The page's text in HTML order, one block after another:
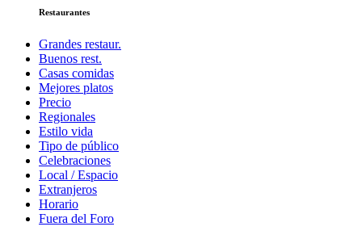
Restaurantes
Grandes restaur.
Buenos rest.
Casas comidas
Mejores platos
Precio
Regionales
Estilo vida
Tipo de público
Celebraciones
Local / Espacio
Extranjeros
Horario
Fuera del Foro